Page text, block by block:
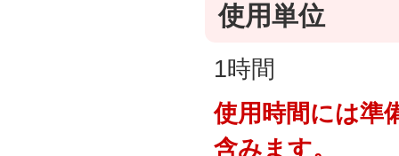
使用単位
1時間
使用時間には準
含みます。